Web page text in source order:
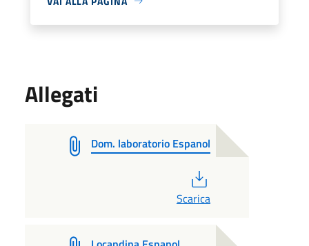
Allegati
Dom. laboratorio Espanol
Scarica